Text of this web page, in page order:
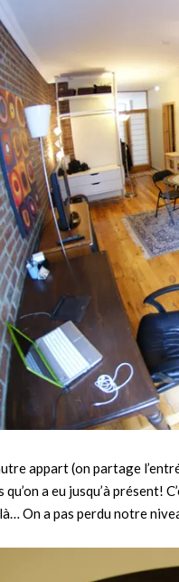
appart (on partage
a eu jusqu’à présent!
On a pas perdu notre